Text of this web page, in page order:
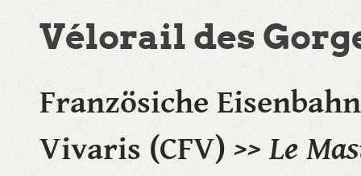
Vélorail des
Französiche
Vivaris (CFV)>> Le